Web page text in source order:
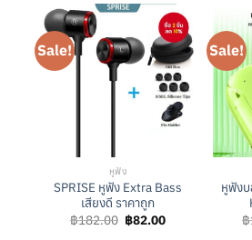
Sale!
หูฟัง
SPRISE หูฟัง Extra Bass
เสียงดี ราคาถูก
฿182.00 Original
price
฿82.00Current
Sale!
หูฟังบ
฿